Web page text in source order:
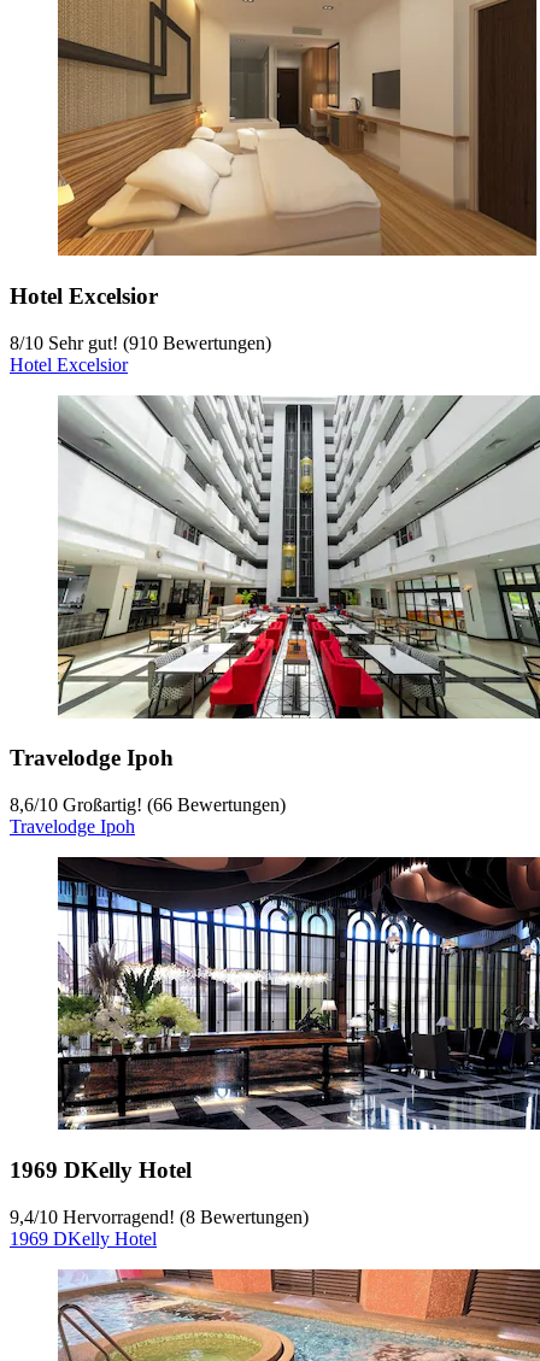
Hotel Excelsior
8/10 Sehr gut! (910 Bewertungen)
Hotel Excelsior
Travelodge Ipoh
8,6/10 Großartig! (66 Bewertungen)
Travelodge Ipoh
1969 DKelly Hotel
9,4/10 Hervorragend! (8 Bewertungen)
1969 DKelly Hotel